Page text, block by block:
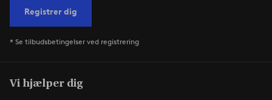
Registrer dig
* Se tilbudsbetingelser ved registrering
Vi hjælper dig